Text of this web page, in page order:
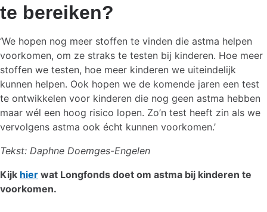
te bereiken?
‘We hopen nog meer stoffen te vinden die astma helpen
voorkomen, om ze straks te testen bij kinderen. Hoe meer
stoffen we testen, hoe meer kinderen we uiteindelijk
kunnen helpen. Ook hopen we de komende jaren een test
te ontwikkelen voor kinderen die nog geen astma hebben
maar wél een hoog risico lopen. Zo’n test heeft zin als we
vervolgens astma ook écht kunnen voorkomen.’
Tekst: Daphne Doemges-Engelen
Kijk hier wat Longfonds doet om astma bij kinderen te
voorkomen.